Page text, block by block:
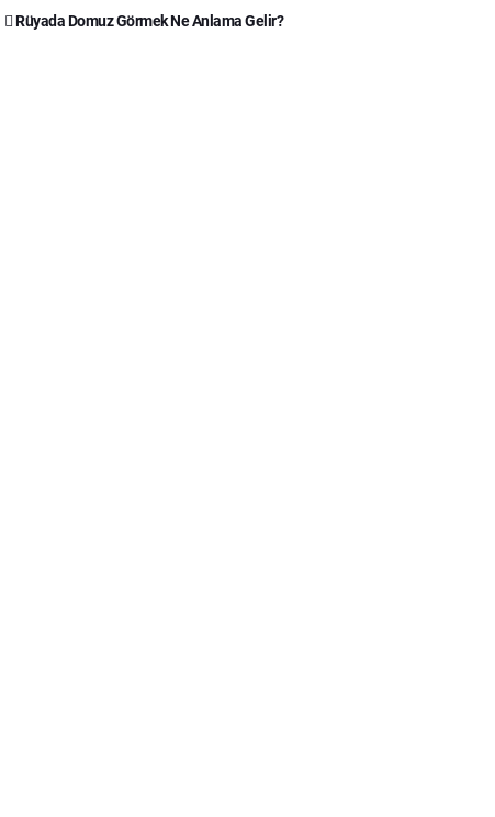
Rüyada Domuz Görmek Ne Anlama Gelir?